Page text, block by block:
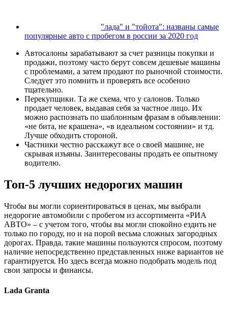
"лада" и "тойота": названы самые
популярные авто с пробегом в россии за 2020 год
Автосалоны зарабатывают за счет разницы покупки и
продажи, поэтому часто берут совсем дешевые машины
с проблемами, а затем продают по рыночной стоимости.
Следует это помнить и проверять все особенно
тщательно.
Перекупщики. Та же схема, что у салонов. Только
продает человек, выдавая себя за частное лицо. Их
можно распознать по шаблонным фразам в объявлении:
«не бита, не крашена», «в идеальном состоянии» и тд.
Лучше обходить стороной.
Частники честно расскажут все о своей машине, не
скрывая изъяны. Заинтересованы продать ее опытному
водителю.
Топ-5 лучших недорогих машин
Чтобы вы могли сориентироваться в ценах, мы выбрали
недорогие автомобили с пробегом из ассортимента «РИА
АВТО» – с учетом того, чтобы вы могли спокойно ездить не
только по городу, но и на порой весьма сложных загородных
дорогах. Правда, такие машины пользуются спросом, поэтому
наличие непосредственно представленных ниже вариантов не
гарантируется. Но здесь всегда можно подобрать модель под
свои запросы и финансы.
Lada Granta